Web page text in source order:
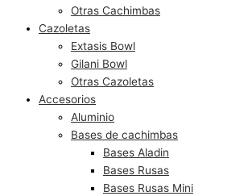
Otras Cachimbas
Cazoletas
Extasis Bowl
Gilani Bowl
Otras Cazoletas
Accesorios
Aluminio
Bases de cachimbas
Bases Aladin
Bases Rusas
Bases Rusas Mini